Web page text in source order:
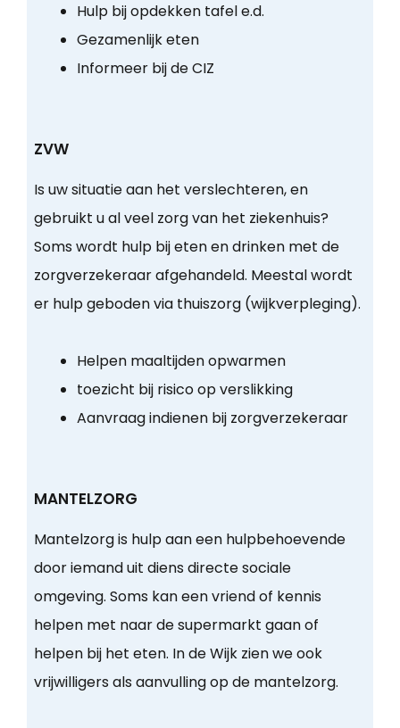
Hulp bij opdekken tafel e.d.
Gezamenlijk eten
Informeer bij de CIZ
ZVW
Is uw situatie aan het verslechteren, en
gebruikt u al veel zorg van het ziekenhuis?
Soms wordt hulp bij eten en drinken met de
zorgverzekeraar afgehandeld. Meestal wordt
er hulp geboden via thuiszorg (wijkverpleging).
Helpen maaltijden opwarmen
toezicht bij risico op verslikking
Aanvraag indienen bij zorgverzekeraar
MANTELZORG
Mantelzorg is hulp aan een hulpbehoevende
door iemand uit diens directe sociale
omgeving. Soms kan een vriend of kennis
helpen met naar de supermarkt gaan of
helpen bij het eten. In de Wijk zien we ook
vrijwilligers als aanvulling op de mantelzorg.